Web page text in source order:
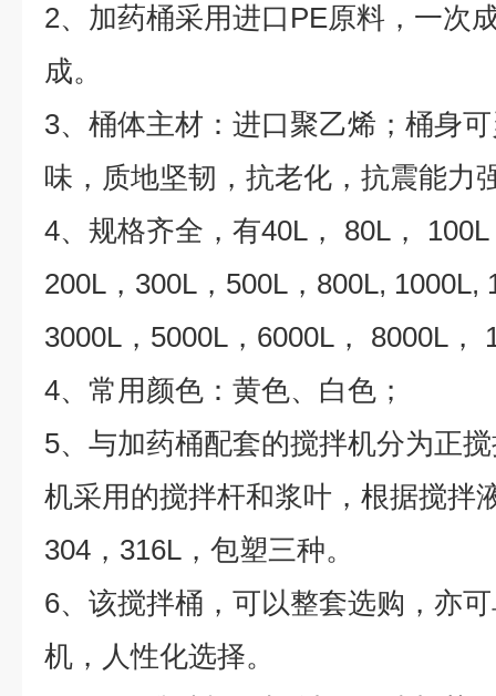
2、加药桶采用进口PE原料，一次
成。
3、桶体主材：进口聚乙烯；桶身
味，质地坚韧，抗老化，抗震能力
4、规格齐全，有40L， 80L，
200L，300L，500L，800L, 1000L,
3000L，5000L，6000L， 8000L，
4、常用颜色：黄色、白色；
5、与加药桶配套的搅拌机分为正
机采用的搅拌杆和浆叶，根据搅拌
304，316L，包塑三种。
6、该搅拌桶，可以整套选购，亦
机，人性化选择。